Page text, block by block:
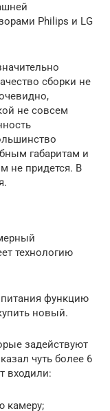
Philips и LG
сборки не
не совсем
габаритам и
не придется. В
технологию
функцию
новый.
задействуют
чуть более 6
входили:
камеру;